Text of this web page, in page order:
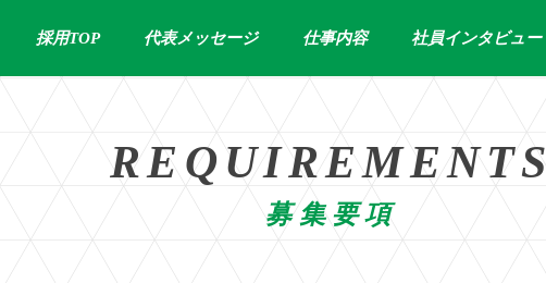
採用TOP 代表メッセージ 仕事内容 社員インタビュー
REQUIREMENTS
募集要項